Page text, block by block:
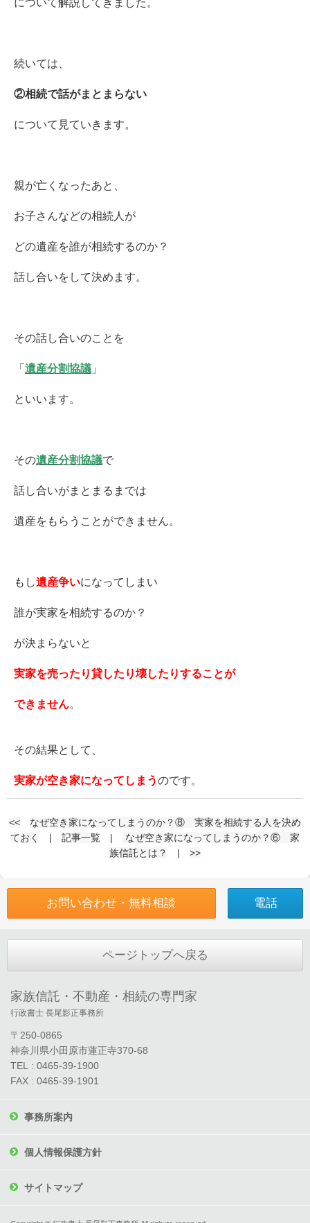
について解説してきました。
続いては、
②相続で話がまとまらない
について見ていきます。
親が亡くなったあと、
お子さんなどの相続人が
どの遺産を誰が相続するのか？
話し合いをして決めます。
その話し合いのことを
「 遺産分割協議 」
といいます。
その遺産分割協議で
話し合いがまとまるまでは
遺産をもらうことができません。
もし遺産争いになってしまい
誰が実家を相続するのか？
が決まらないと
実家を売ったり貸したり壊したりすることが
できません。
その結果として、
実家が空き家になってしまうのです。
<<
なぜ空き家になってしまうのか？⑧ 実家を相続する人を決め
ておく
| 記事一覧 |
なぜ空き家になってしまうのか？⑥ 家
族信託とは？
| >>
お問い合わせ・無料相談 電話
ページトップへ戻る
家族信託・不動産・相続の専門家
行政書士 長尾影正事務所
〒250-0865
神奈川県小田原市蓮正寺370-68
TEL : 0465-39-1900
FAX : 0465-39-1901
事務所案内
個人情報保護方針
サイトマップ